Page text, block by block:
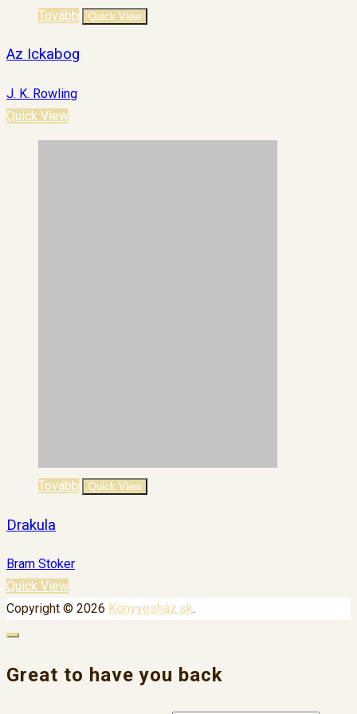
Tovább Quick View
Az Ickabog
J. K. Rowling
Quick View
Tovább Quick View
Drakula
Bram Stoker
Quick View
Copyright © 2026 Könyvesház.sk.
Great to have you back